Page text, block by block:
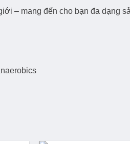
– mang đến cho bạn đa dạng